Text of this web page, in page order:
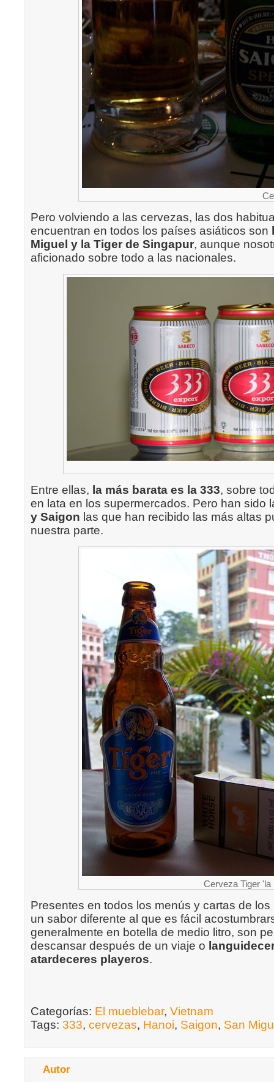
Pero volviendo a las cervezas, las dos
encuentran en todos los países asiáticos son
Miguel y la Tiger de Singapur, aunque
aficionado sobre todo a las nacionales.
Entre ellas, la más barata es la 333, sobre
en lata en los supermercados. Pero han sido
y Saigon las que han recibido las más altas
nuestra parte.
Cerveza Tiger 'la
Presentes en todos los menús y cartas de
un sabor diferente al que es fácil
generalmente en botella de medio litro, son
descansar después de un viaje o
atardeceres playeros.
Categorías: El mueblebar, Vietnam
Tags: 333, cervezas, Hanoi, Saigon, San
Autor